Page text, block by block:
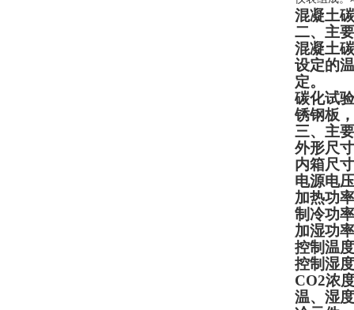
混凝土
二、主
混凝土
设定的
定。
碳化试
锈钢板
三、主
外形尺
内箱尺
电源电
加热功
制冷功
加湿功
控制温
控制湿
CO2浓
温、湿